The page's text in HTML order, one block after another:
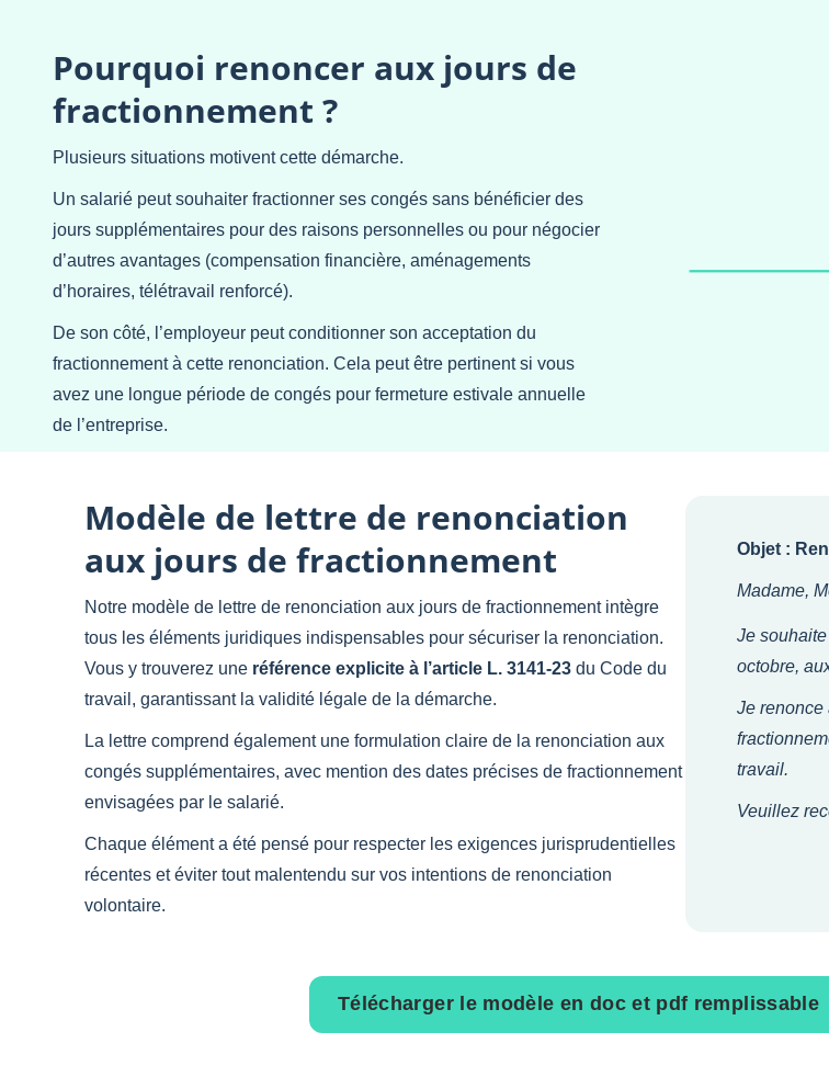
Pourquoi renoncer aux jours de
fractionnement ?
Plusieurs situations motivent cette démarche.
Un salarié peut souhaiter fractionner ses congés sans bénéficier des
jours supplémentaires pour des raisons personnelles ou pour négocier
d’autres avantages (compensation financière, aménagements
d’horaires, télétravail renforcé).
De son côté, l’employeur peut conditionner son acceptation du
fractionnement à cette renonciation. Cela peut être pertinent si vous
avez une longue période de congés pour fermeture estivale annuelle
de l’entreprise.
Modèle de lettre de renonciation
aux jours de fractionnement
Notre modèle de lettre de renonciation aux jours de fractionnement intègre
tous les éléments juridiques indispensables pour sécuriser la renonciation.
Vous y trouverez une référence explicite à l’article L. 3141-23 du Code du
travail, garantissant la validité légale de la démarche.
La lettre comprend également une formulation claire de la renonciation aux
congés supplémentaires, avec mention des dates précises de fractionnement
envisagées par le salarié.
Chaque élément a été pensé pour respecter les exigences jurisprudentielles
récentes et éviter tout malentendu sur vos intentions de renonciation
volontaire.
Objet :
Madame,
Je
octobre,
Je renonce
travail.
Veuillez
Télécharger le modèle en doc et pdf remplissable